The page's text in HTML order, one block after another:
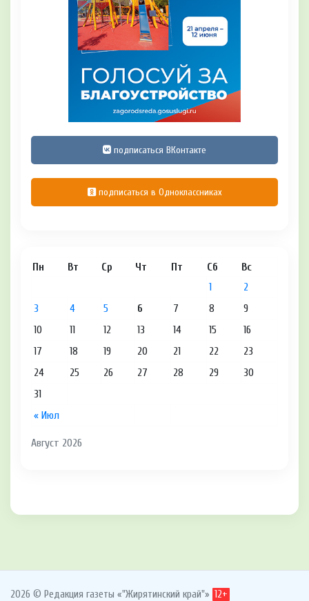
подписаться ВКонтакте
подписаться в Одноклассниках
Август 2026
Пн Вт Ср Чт Пт Сб Вс
« Июл
1
2
3
4 5 6 7 8
9
10
11 12 13 14 15
16
17
18 19 20 21 22
23
24
25 26 27 28 29
30
31
2026 © Редакция газеты «"Жирятинский край"» 12+